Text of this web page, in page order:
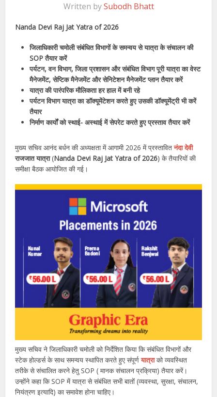
Written bySubodh Bhatt
Nanda Devi Raj Jat Yatra of 2026
जिलाधिकारी चमोली संबंधित विभागों के समन्वय से यात्रा के संचालन की
SOP तैयार करें
पर्यटन, वन विभाग, जिला प्रशासन और संबंधित विभाग पूरी यात्रा का वेस्ट
मैनेजमेंट, सेप्टिक मैनेजमेंट और सेनिटेशन मैनेजमेंट प्लान तैयार करें
यात्रा की पारंपरिक मौलिकता हर हाल में बनी रहे
पर्यटन विभाग यात्रा का डॉक्यूमेंटेशन करते हुए उसकी डॉक्यूमेंट्री भी करें
तैयार
निर्माण कार्यों को स्थाई- अस्थाई में सेपरेट करते हुए प्रस्ताव तैयार करें
मुख्य सचिव आनंद बर्धन की अध्यक्षता में आगामी 2026 में प्रस्तावित नंदा देवी
राजजात यात्रा(Nanda Devi Raj Jat Yatra of 2026) के तैयारियों की
समीक्षा बैठक आयोजित की गई।
मुख्य सचिव ने जिलाधिकारी चमोली को निर्देशित किया कि संबंधित विभागों और
स्टेक होल्डर्स के साथ समन्वय स्थापित करते हुए संपूर्णयात्राको व्यवस्थित
तरीके से संचालित करने हेतु SOP ( मानक संचालन प्रक्रिया) तैयार करें।
उन्होंने कहा कि SOP में यात्रा से संबंधित सभी बातों (व्यवस्था, सुरक्षा, संचालन,
नियंत्रण इत्यादि) का समावेश होना चाहिए।